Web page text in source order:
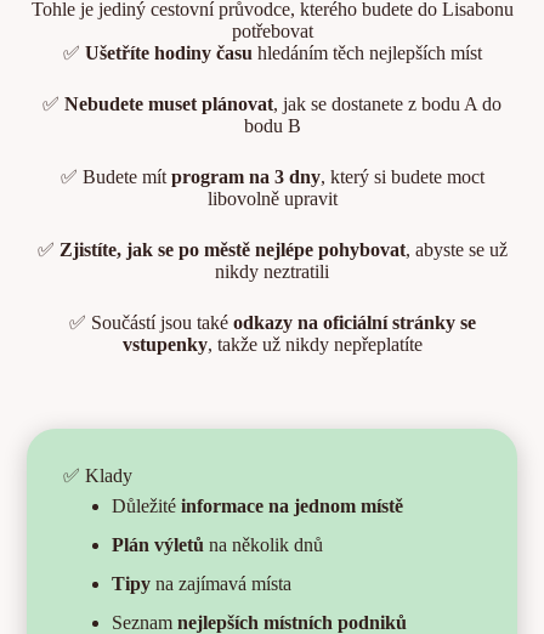
Tohle je jediný cestovní průvodce, kterého budete do Lisabonu
potřebovat
✅ Ušetříte hodiny času hledáním těch nejlepších míst
✅ Nebudete muset plánovat, jak se dostanete z bodu A do
bodu B
✅ Budete mít program na 3 dny, který si budete moct
libovolně upravit
✅ Zjistíte, jak se po městě nejlépe pohybovat, abyste se už
nikdy neztratili
✅ Součástí jsou také odkazy na oficiální stránky se
vstupenky, takže už nikdy nepřeplatíte
✅ Klady
Důležitéinformace na jednom místě
Plán výletů na několik dnů
Tipyna zajímavá místa
Seznamnejlepších místních podniků